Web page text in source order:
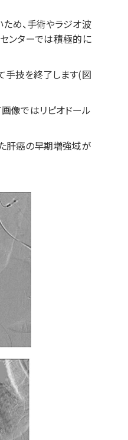
め、手術やラジオ波
ンターでは積極的に
手技を終了します(図
像ではリピオドール
肝癌の早期増強域が